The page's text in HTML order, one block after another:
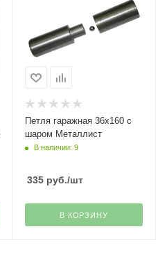
Петля гаражная 36х160 с
шаром Металлист
В наличии: 9
335руб./шт
В КОРЗИНУ